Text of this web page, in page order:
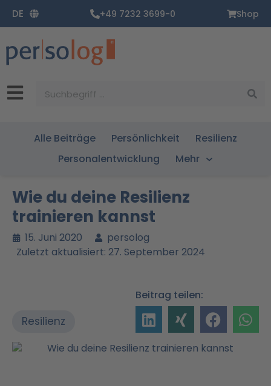
Inhalt
springen
DE +49 7232 3699-0 Shop
Alle Beiträge Persönlichkeit
Resilienz
Personalentwicklung
Mehr
Wie du deine Resilienz
trainieren kannst
15. Juni 2020
persolog
Zuletzt aktualisiert: 27. September 2024
Resilienz
Beitrag teilen: